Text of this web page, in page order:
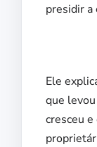
presidir a
Ele
que
cresceu